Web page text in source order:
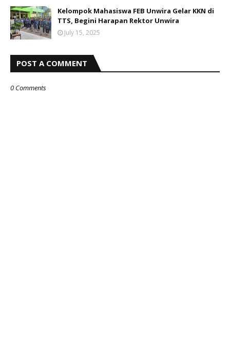
Kelompok Mahasiswa FEB Unwira Gelar KKN di
TTS, Begini Harapan Rektor Unwira
July 15, 2025
POST A COMMENT
0 Comments